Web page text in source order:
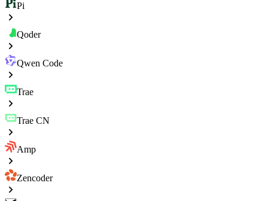
Pi
Qoder
Qwen Code
Trae
Trae CN
Amp
Zencoder